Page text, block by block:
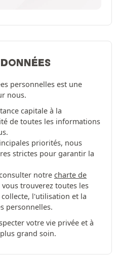
personnelles est une
nous.
capitale à la
de toutes les informations
priorités, nous
strictes pour garantir la
notre charte de
trouverez toutes les
l'utilisation et la
personnelles.
votre vie privée et à
grand soin.